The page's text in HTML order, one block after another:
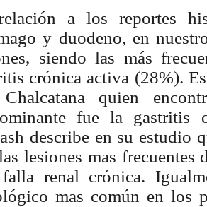
a los reportes
y duodeno, en
siendo las más
crónica activa (28%).
quien
fue la gastritis
describe en su estudio
lesiones mas frecuentes
renal crónica.
mas común en los